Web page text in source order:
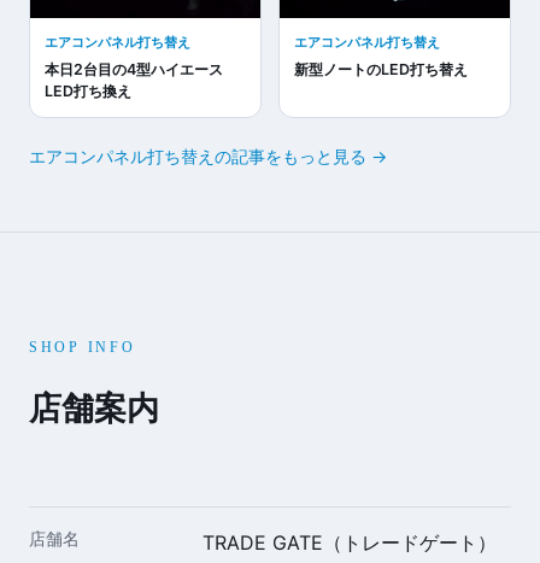
エアコンパネル打ち替え
本日2台目の4型ハイエース
LED打ち換え
エアコンパネル打ち替え
新型ノートのLED打ち替え
エアコンパネル打ち替えの記事をもっと見る →
SHOP INFO
店舗案内
店舗名 TRADE GATE（トレードゲート）